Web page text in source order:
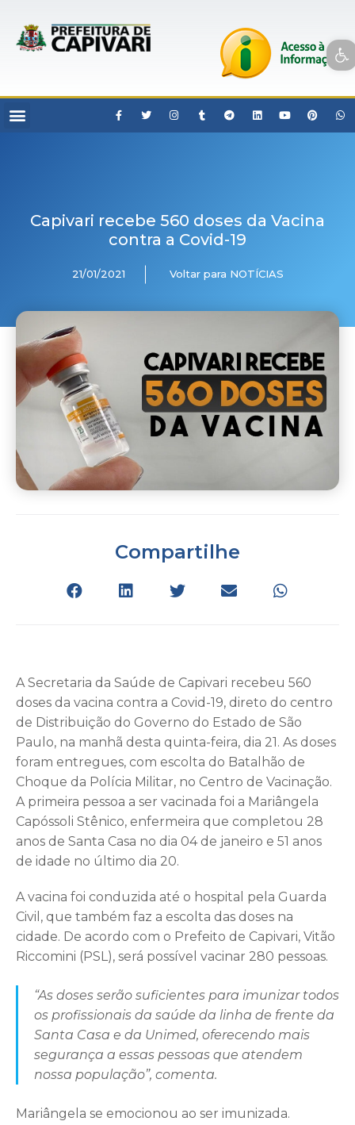
Open toolbar
Capivari recebe 560 doses da Vacina
contra a Covid-19
21/01/2021 Voltar para NOTÍCIAS
Compartilhe
A Secretaria da Saúde de Capivari recebeu 560
doses da vacina contra a Covid-19, direto do centro
de Distribuição do Governo do Estado de São
Paulo, na manhã desta quinta-feira, dia 21. As doses
foram entregues, com escolta do Batalhão de
Choque da Polícia Militar, no Centro de Vacinação.
A primeira pessoa a ser vacinada foi a Mariângela
Capóssoli Stênico, enfermeira que completou 28
anos de Santa Casa no dia 04 de janeiro e 51 anos
de idade no último dia 20.
A vacina foi conduzida até o hospital pela Guarda
Civil, que também faz a escolta das doses na
cidade. De acordo com o Prefeito de Capivari, Vitão
Riccomini (PSL), será possível vacinar 280 pessoas.
“As doses serão suficientes para imunizar todos
os profissionais da saúde da linha de frente da
Santa Casa e da Unimed, oferecendo mais
segurança a essas pessoas que atendem
nossa população”, comenta.
Mariângela se emocionou ao ser imunizada.